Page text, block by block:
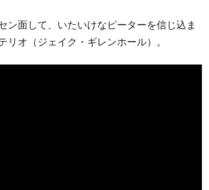
ン面して、いたいけなピーターを信じ込ま
リオ（ジェイク・ギレンホール）。